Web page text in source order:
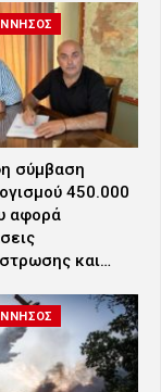
σύμβαση
450.000
αφορά
και…